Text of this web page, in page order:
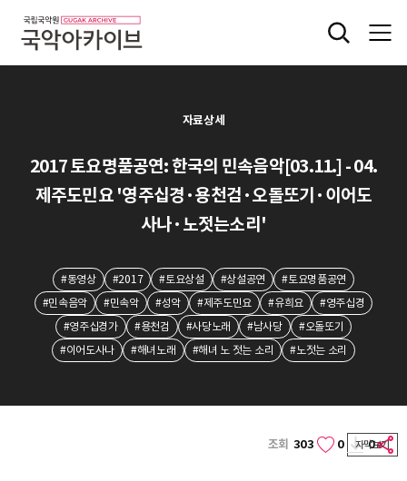
자료상세
2017 토요명품공연: 한국의 민속음악[03.11.] - 04.
제주도민요 '영주십경·용천검·오돌또기·이어도
사나·노젓는소리'
#동영상 #2017 #토요상설 #상설공연
#토요명품공연
#민속음악
#민속악 #성악 #제주도민요 #유희요
#영주십경
#영주십경가
#용천검 #사당노래 #남사당
#오돌또기
#이어도사나
#해녀노래 #해녀 노 젓는 소리 #노젓는 소리
조회 303 0 0
자막보기